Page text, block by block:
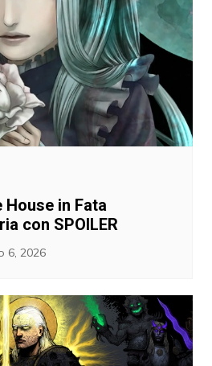
in Fata
con SPOILER
6, 2026